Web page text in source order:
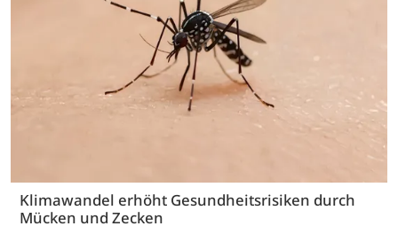
Klimawandel erhöht Gesundheitsrisiken durch
Mücken und Zecken